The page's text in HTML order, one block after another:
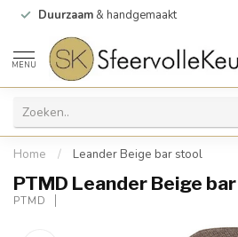
Duurzaam & handgemaakt
MENU
Home / Leander Beige bar stool
PTMD Leander Beige
PTMD